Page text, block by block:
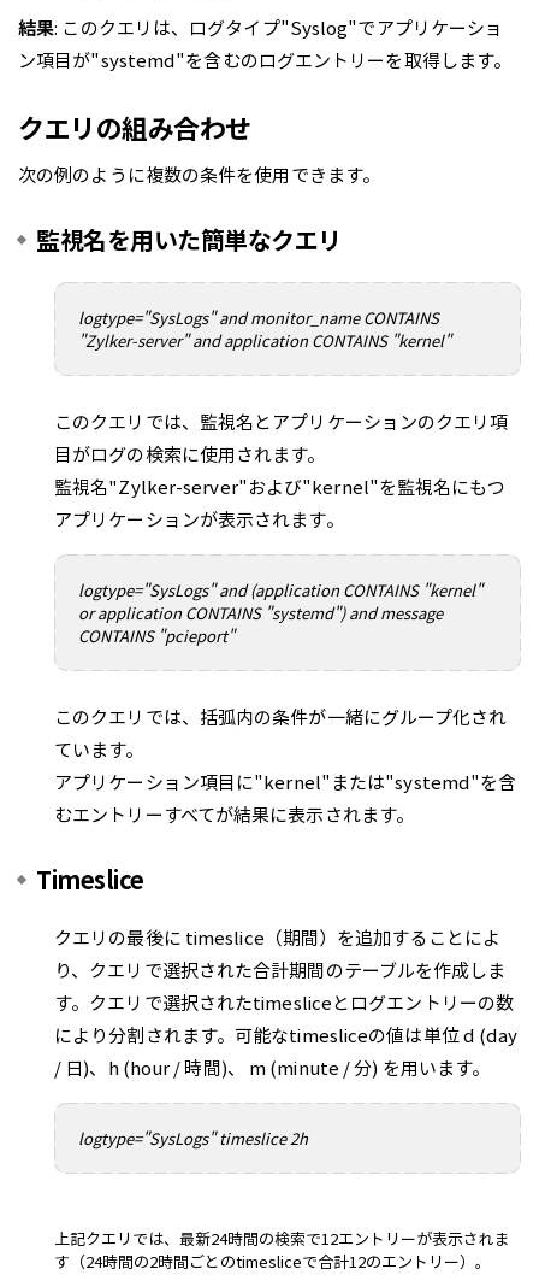
結果: このクエリは、ログタイプ"Syslog"でアプリケーショ
ン項目が"systemd"を含むのログエントリーを取得します。
クエリの組み合わせ
次の例のように複数の条件を使用できます。
監視名を用いた簡単なクエリ
logtype="SysLogs" and monitor_name CONTAINS
"Zylker-server" and application CONTAINS "kernel"
このクエリでは、監視名とアプリケーションのクエリ項
目がログの検索に使用されます。
監視名"Zylker-server"および"kernel"を監視名にもつ
アプリケーションが表示されます。
logtype="SysLogs" and (application CONTAINS "kernel"
or application CONTAINS "systemd") and message
CONTAINS "pcieport"
このクエリでは、括弧内の条件が一緒にグループ化され
ています。
アプリケーション項目に"kernel"または"systemd"を含
むエントリーすべてが結果に表示されます。
Timeslice
クエリの最後に timeslice（期間）を追加することによ
り、クエリで選択された合計期間のテーブルを作成しま
す。クエリで選択されたtimesliceとログエントリーの数
により分割されます。可能なtimesliceの値は単位 d (day
/ 日)、h (hour / 時間)、 m (minute / 分) を用います。
logtype="SysLogs" timeslice 2h
上記クエリでは、最新24時間の検索で12エントリーが表示されま
す（24時間の2時間ごとのtimesliceで合計12のエントリー）。